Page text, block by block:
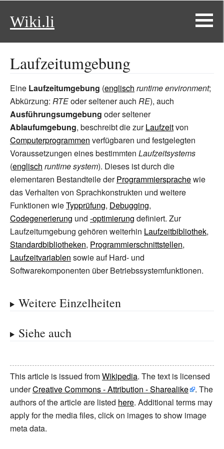
Wiki.li
Laufzeitumgebung
Eine Laufzeitumgebung (englisch runtime environment;
Abkürzung: RTEoder seltener auch RE), auch
Ausführungsumgebung oder seltener
Ablaufumgebung, beschreibt die zurLaufzeitvon
Computerprogrammen verfügbaren und festgelegten
Voraussetzungen eines bestimmten Laufzeitsystems
(englisch runtime system). Dieses ist durch die
elementaren Bestandteile derProgrammiersprachewie
das Verhalten von Sprachkonstrukten und weitere
Funktionen wieTypprüfung, Debugging,
Codegenerierung und -optimierung definiert. Zur
Laufzeitumgebung gehören weiterhin Laufzeitbibliothek,
Standardbibliotheken, Programmierschnittstellen,
Laufzeitvariablen sowie auf Hard- und
Softwarekomponenten über Betriebssystemfunktionen.
Weitere Einzelheiten
Siehe auch
This article is issued fromWikipedia. The text is licensed
underCreative Commons - Attribution - Sharealike
. The
authors of the article are listed here. Additional terms may
apply for the media files, click on images to show image
meta data.